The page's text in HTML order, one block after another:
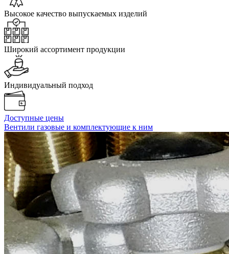
Высокое качество выпускаемых изделий
Широкий ассортимент продукции
Индивидуальный подход
Доступные цены
Вентили газовые и комплектующие к ним